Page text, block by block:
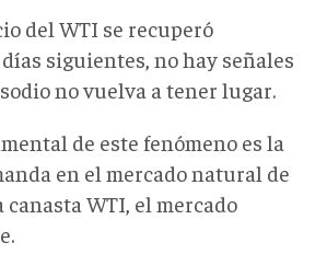
del WTI se recuperó
siguientes, no hay señales
no vuelva a tener lugar.
de este fenómeno es la
en el mercado natural de
canasta WTI, el mercado